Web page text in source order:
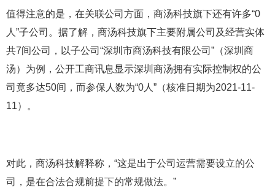
值得注意的是，在关联公司方面，商汤科技旗下还有许多“0
人”子公司。据了解，商汤科技旗下主要附属公司及经营实体
共7间公司，以子公司“深圳市商汤科技有限公司”（深圳商
汤）为例，公开工商讯息显示深圳商汤拥有实际控制权的公
司竟多达50间，而参保人数为“0人”（核准日期为2021-11-
11）。
对此，商汤科技解释称，“这是出于公司运营需要设立的公
司，是在合法合规前提下的常规做法。”